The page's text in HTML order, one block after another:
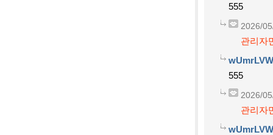
555
2026/
관리자
555
2026/
관리자